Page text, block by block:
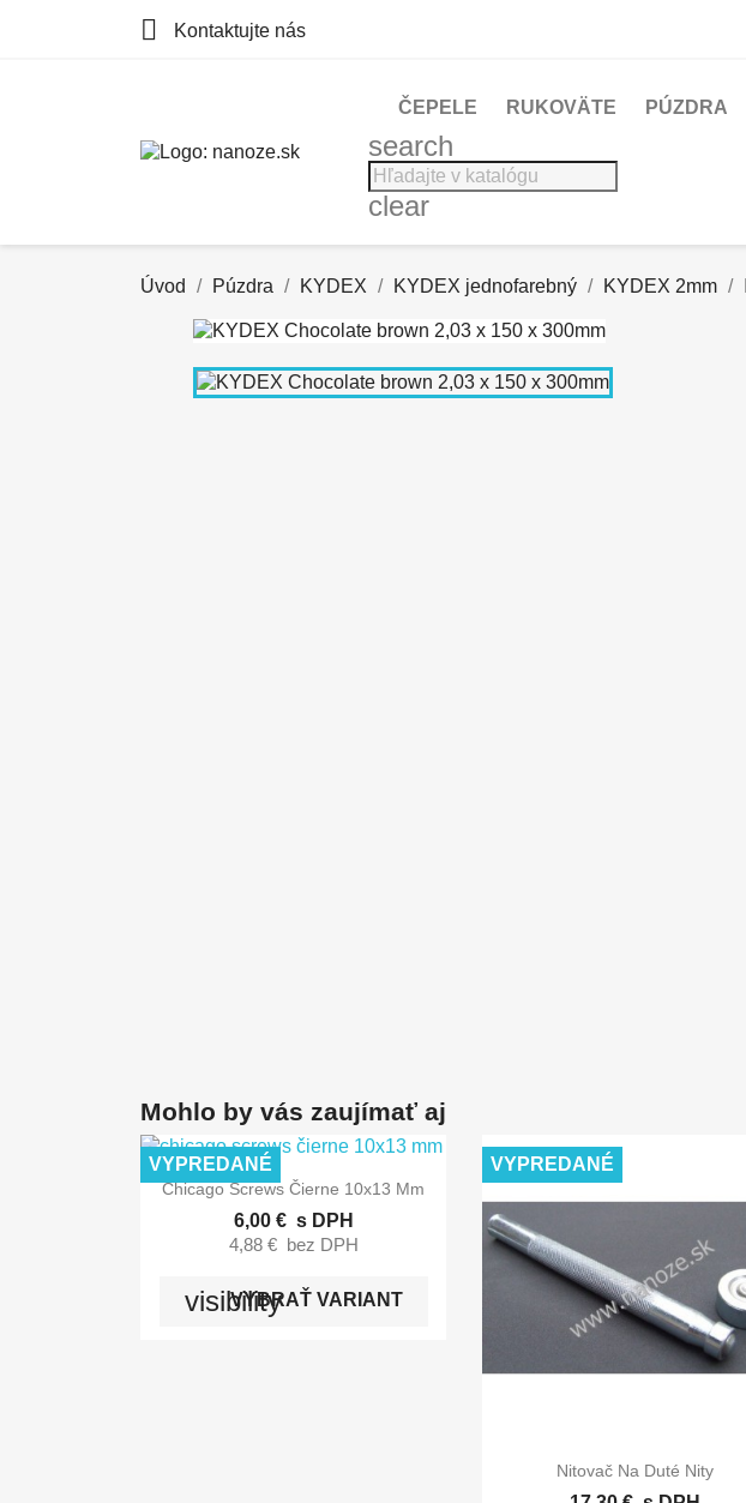
 Kontaktujte nás
ČEPELE RUKOVÄTE PÚZDRA
search
clear
Úvod Púzdra KYDEX KYDEX jednofarebný KYDEX 2mm
Mohlo by vás zaujímať aj
 Rýchly náhľad
Chicago Screws Čierne 10x13 Mm
6,00 € s DPH
4,88 € bez DPH
visibility
VYBRAŤ VARIANT
VYPREDANÉ
 Rýchly náhľad
Nitovač Na Duté Nity
VYPREDANÉ